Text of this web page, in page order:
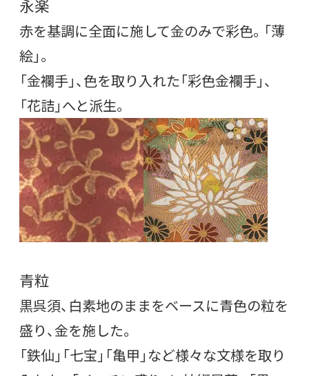
永楽
赤を基調に全面に施して金のみで彩色。「薄
絵」。
「金襴手」、色を取り入れた「彩色金襴手」、
「花詰」へと派生。
青粒
黒呉須、白素地のままをベースに青色の粒を
盛り、金を施した。
「鉄仙」「七宝」「亀甲」など様々な文様を取り